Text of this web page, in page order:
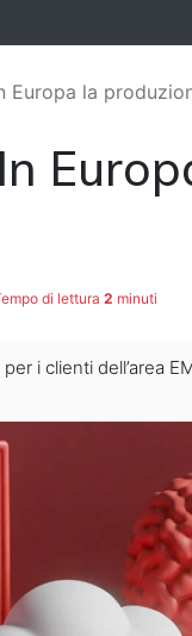
Europa la
di lettura 2 minuti
i clienti dell’area